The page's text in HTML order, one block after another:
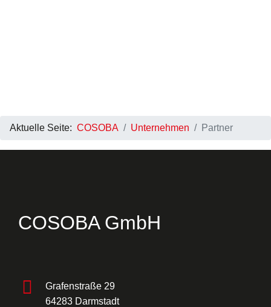
Aktuelle Seite: COSOBA Unternehmen Partner
COSOBA GmbH
Grafenstraße 29
64283 Darmstadt